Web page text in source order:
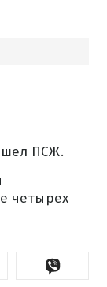
ПСЖ.
четырех